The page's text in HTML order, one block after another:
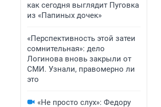
как сегодня выглядит Пуговка
из «Папиных дочек»
«Перспективность этой затеи
сомнительная»: дело
Логинова вновь закрыли от
СМИ. Узнали, правомерно ли
это
«Не просто слух»: Федору